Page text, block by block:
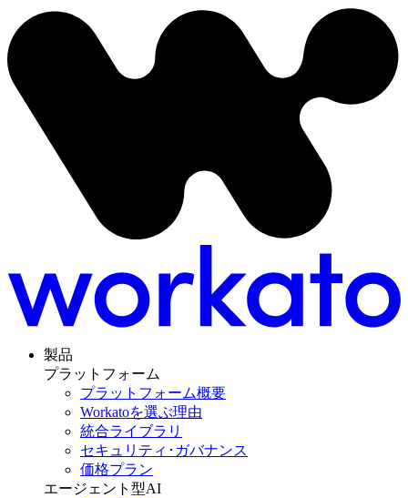
製品
プラットフォーム
プラットフォーム概要
Workatoを選ぶ理由
統合ライブラリ
セキュリティ･ガバナンス
価格プラン
エージェント型AI